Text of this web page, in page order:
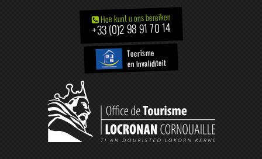
Hoe kunt u ons bereiken
+33 (0)2 98 91 70 14
Toerisme
en Invaliditeit